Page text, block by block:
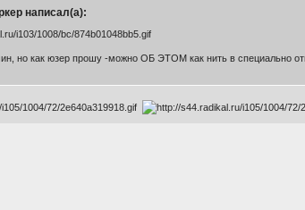
написал(а):
i103/1008/bc/874b01048bb5.gif
но как юзер прошу -можно ОБ ЭТОМ как нить в специально